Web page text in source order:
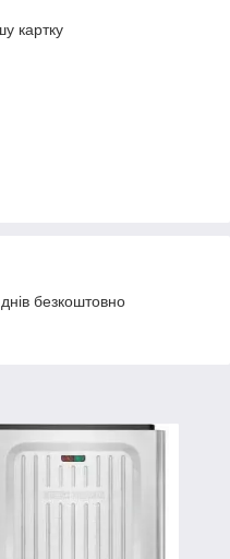
картку
безкоштовно